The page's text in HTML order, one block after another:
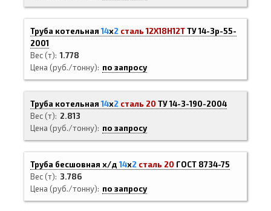
Труба котельная14х2 сталь 12Х18Н12ТТУ 14-3р-55-
2001
Вес (т) 1.778
Цена (руб./тонну)
по запросу
Труба котельная14х2 сталь 20 ТУ 14-3-190-2004
Вес (т)
2.813
Цена (руб./тонну)
по запросу
Труба бесшовная х/д14х2 сталь 20 ГОСТ 8734-75
Вес (т)
3.786
Цена (руб./тонну)
по запросу